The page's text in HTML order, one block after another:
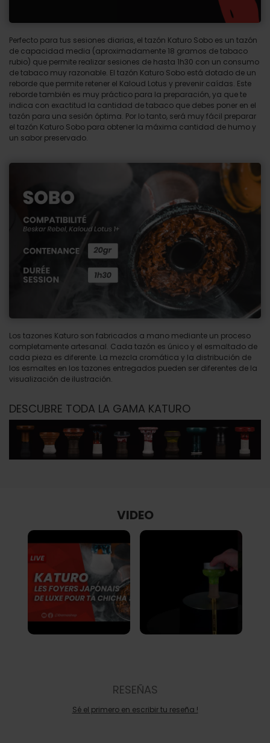
Perfecto para tus sesiones diarias, el tazón Katuro Sobo es un tazón
de capacidad media (aproximadamente 18 gramos de tabaco
rubio) que permite realizar sesiones de hasta 1h30 con un consumo
de tabaco muy razonable. El tazón Katuro Sobo está dotado de un
reborde que permite retener el Kaloud Lotus y prevenir caídas. Este
reborde también es muy práctico para la preparación, ya que te
indica con exactitud la cantidad de tabaco que debes poner en el
tazón para una sesión óptima. Por lo tanto, será muy fácil preparar
el tazón Katuro Sobo para obtener la máxima cantidad de humo y
un sabor preservado.
Los tazones Katuro son fabricados a mano mediante un proceso
completamente artesanal. Cada tazón es único y el esmaltado de
cada pieza es diferente. La mezcla cromática y la distribución de
los esmaltes en los tazones entregados pueden ser diferentes de la
visualización de ilustración.
DESCUBRE TODA LA GAMA KATURO
VIDEO
RESEÑAS
Sé el primero en escribir tu reseña !